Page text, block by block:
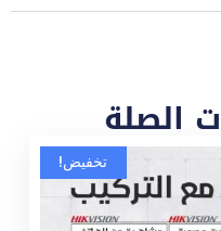
الصلة
تخفيض!